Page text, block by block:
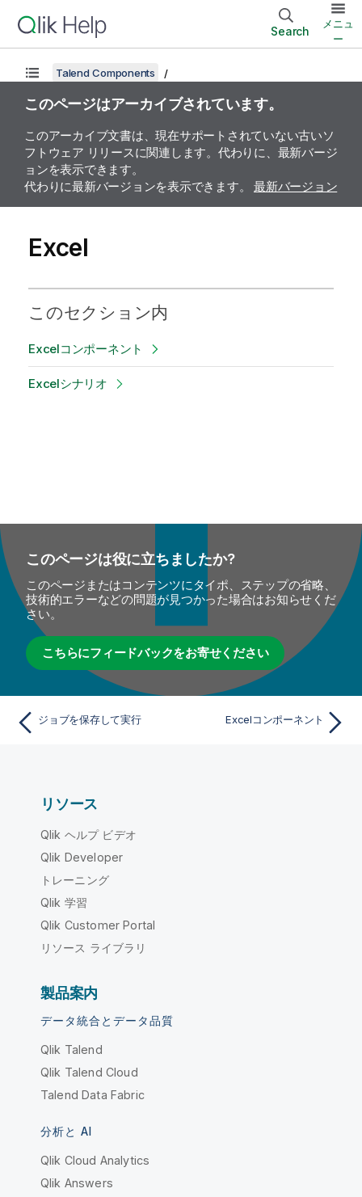
Search
メニュ
ー
Talend Components
このページはアーカイブされています。
このアーカイブ文書は、現在サポートされていない古いソ
フトウェア リリースに関連します。代わりに、最新バージ
ョンを表示できます。
代わりに最新バージョンを表示できます。 最新バージョン
Excel
このセクション内
Excelコンポーネント
Excelシナリオ
このページは役に立ちましたか?
このページまたはコンテンツにタイポ、ステップの省略、
技術的エラーなどの問題が見つかった場合はお知らせくだ
さい。
こちらにフィードバックをお寄せください
ジョブを保存して実行 Excelコンポーネント
リソース
Qlik ヘルプ ビデオ
Qlik Developer
トレーニング
Qlik 学習
Qlik Customer Portal
リソース ライブラリ
製品案内
データ統合とデータ品質
Qlik Talend
Qlik Talend Cloud
Talend Data Fabric
分析と AI
Qlik Cloud Analytics
Qlik Answers